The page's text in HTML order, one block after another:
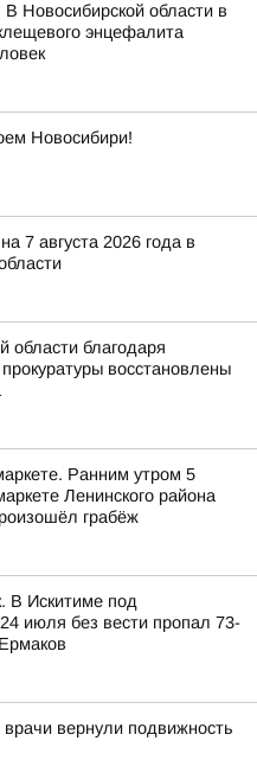
В Новосибирской области в
энцефалита
Новосибири!
7 августа 2026 года в
области благодаря
восстановлены
Ранним утром 5
Ленинского района
грабёж
В Искитиме под
июля без вести пропал 73-
вернули подвижность